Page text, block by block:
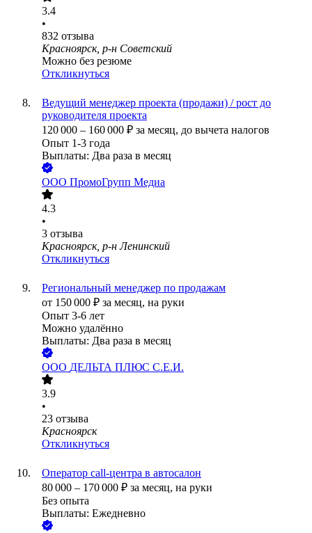
3.4
•
832 отзыва
Красноярск, р-н Советский
Можно без резюме
Откликнуться
Ведущий менеджер проекта (продажи) / рост до
руководителя проекта
120 000 – 160 000 ₽ за месяц, до вычета налогов
Опыт 1-3 года
Выплаты: Два раза в месяц
ООО ПромоГрупп Медиа
4.3
•
3 отзыва
Красноярск, р-н Ленинский
Откликнуться
Региональный менеджер по продажам
от 150 000 ₽ за месяц, на руки
Опыт 3-6 лет
Можно удалённо
Выплаты: Два раза в месяц
ООО ДЕЛЬТА ПЛЮС С.Е.И.
3.9
•
23 отзыва
Красноярск
Откликнуться
Оператор call-центра в автосалон
80 000 – 170 000 ₽ за месяц, на руки
Без опыта
Выплаты: Ежедневно